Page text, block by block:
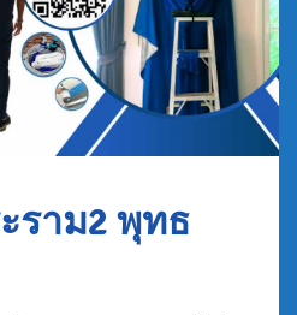
ราม2 พุทธ